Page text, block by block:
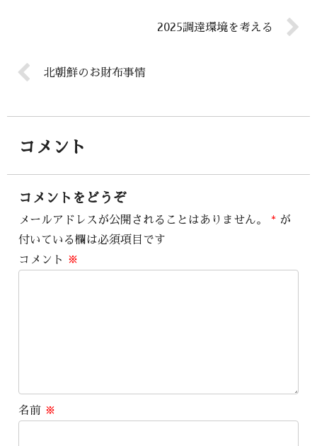
2025調達環境を考える
北朝鮮のお財布事情
コメント
コメントをどうぞ
メールアドレスが公開されることはありません。 * が
付いている欄は必須項目です
コメント
※
名前 ※